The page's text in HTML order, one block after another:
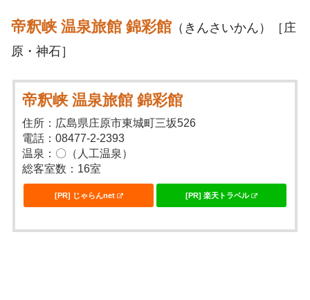
帝釈峡 温泉旅館 錦彩館 （きんさいかん）［庄
原・神石］
帝釈峡 温泉旅館 錦彩館
住所：広島県庄原市東城町三坂526
電話：08477-2-2393
温泉：〇（人工温泉）
総客室数：16室
[PR] じゃらんnet [PR] 楽天トラベル